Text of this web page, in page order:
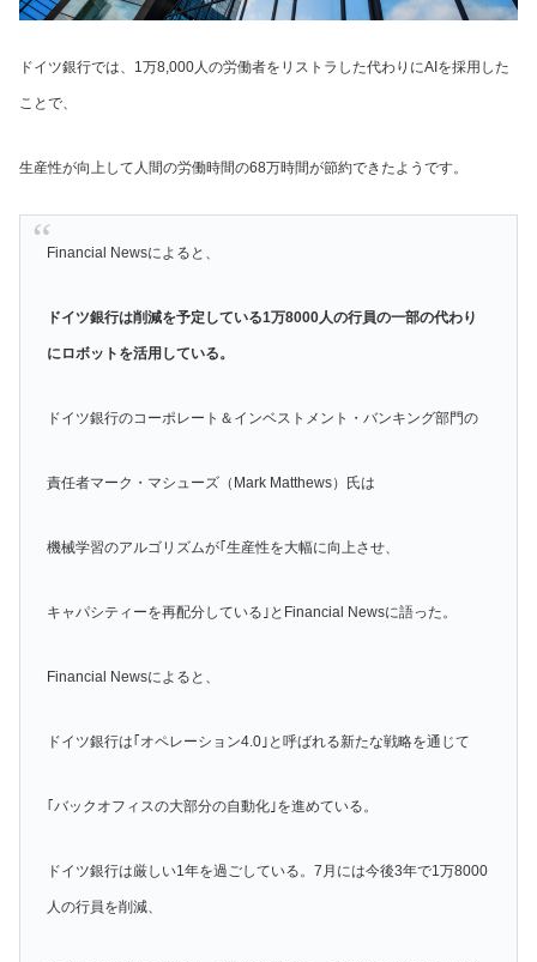
ドイツ銀行では、1万8,000人の労働者をリストラした代わりにAIを採用した
ことで、
生産性が向上して人間の労働時間の68万時間が節約できたようです。
Financial Newsによると、
ドイツ銀行は削減を予定している1万8000人の行員の一部の代わり
にロボットを活用している。
ドイツ銀行のコーポレート＆インベストメント・バンキング部門の
責任者マーク・マシューズ（Mark Matthews）氏は
機械学習のアルゴリズムが｢生産性を大幅に向上させ、
キャパシティーを再配分している｣とFinancial Newsに語った。
Financial Newsによると、
ドイツ銀行は｢オペレーション4.0｣と呼ばれる新たな戦略を通じて
｢バックオフィスの大部分の自動化｣を進めている。
ドイツ銀行は厳しい1年を過ごしている。7月には今後3年で1万8000
人の行員を削減、